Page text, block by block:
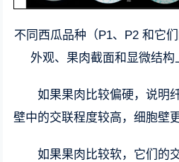
不同西瓜品种（P1、P2 和它
外观、果肉截面和显微结
如果果肉比较偏硬，说明
壁中的交联程度较高，细胞壁
如果果肉比较软，它们的